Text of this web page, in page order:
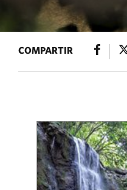
COMPARTIR
Results